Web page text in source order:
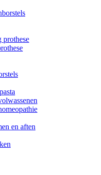
prothese
en aften